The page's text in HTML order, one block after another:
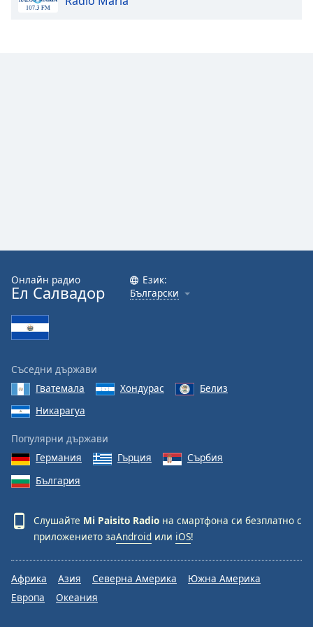
Edge
Style
Font
Reset
Done
Modal
Dialog
End
window.
Онлайн радио
Ел Салвадор
Език:
Български
Съседни държави
Гватемала
Хондурас
Белиз
Никарагуа
Популярни държави
Германия
Гърция
Сърбия
България
Слушайте Mi Paisito Radio на смартфона си безплатно с
приложението заAndroid или iOS!
Африка Азия Северна Америка
Южна Америка
Европа
Океания